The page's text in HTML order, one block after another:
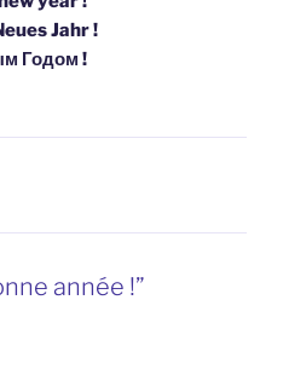
Jahr !
Годом !
année !”